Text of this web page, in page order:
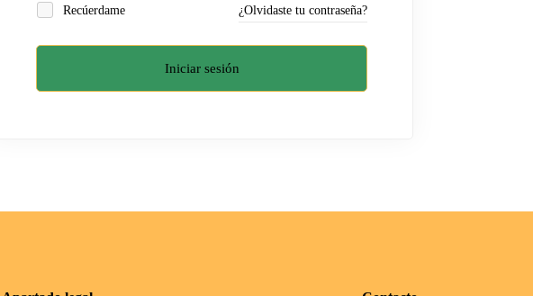
Recúerdame ¿Olvidaste tu contraseña?
Iniciar sesión